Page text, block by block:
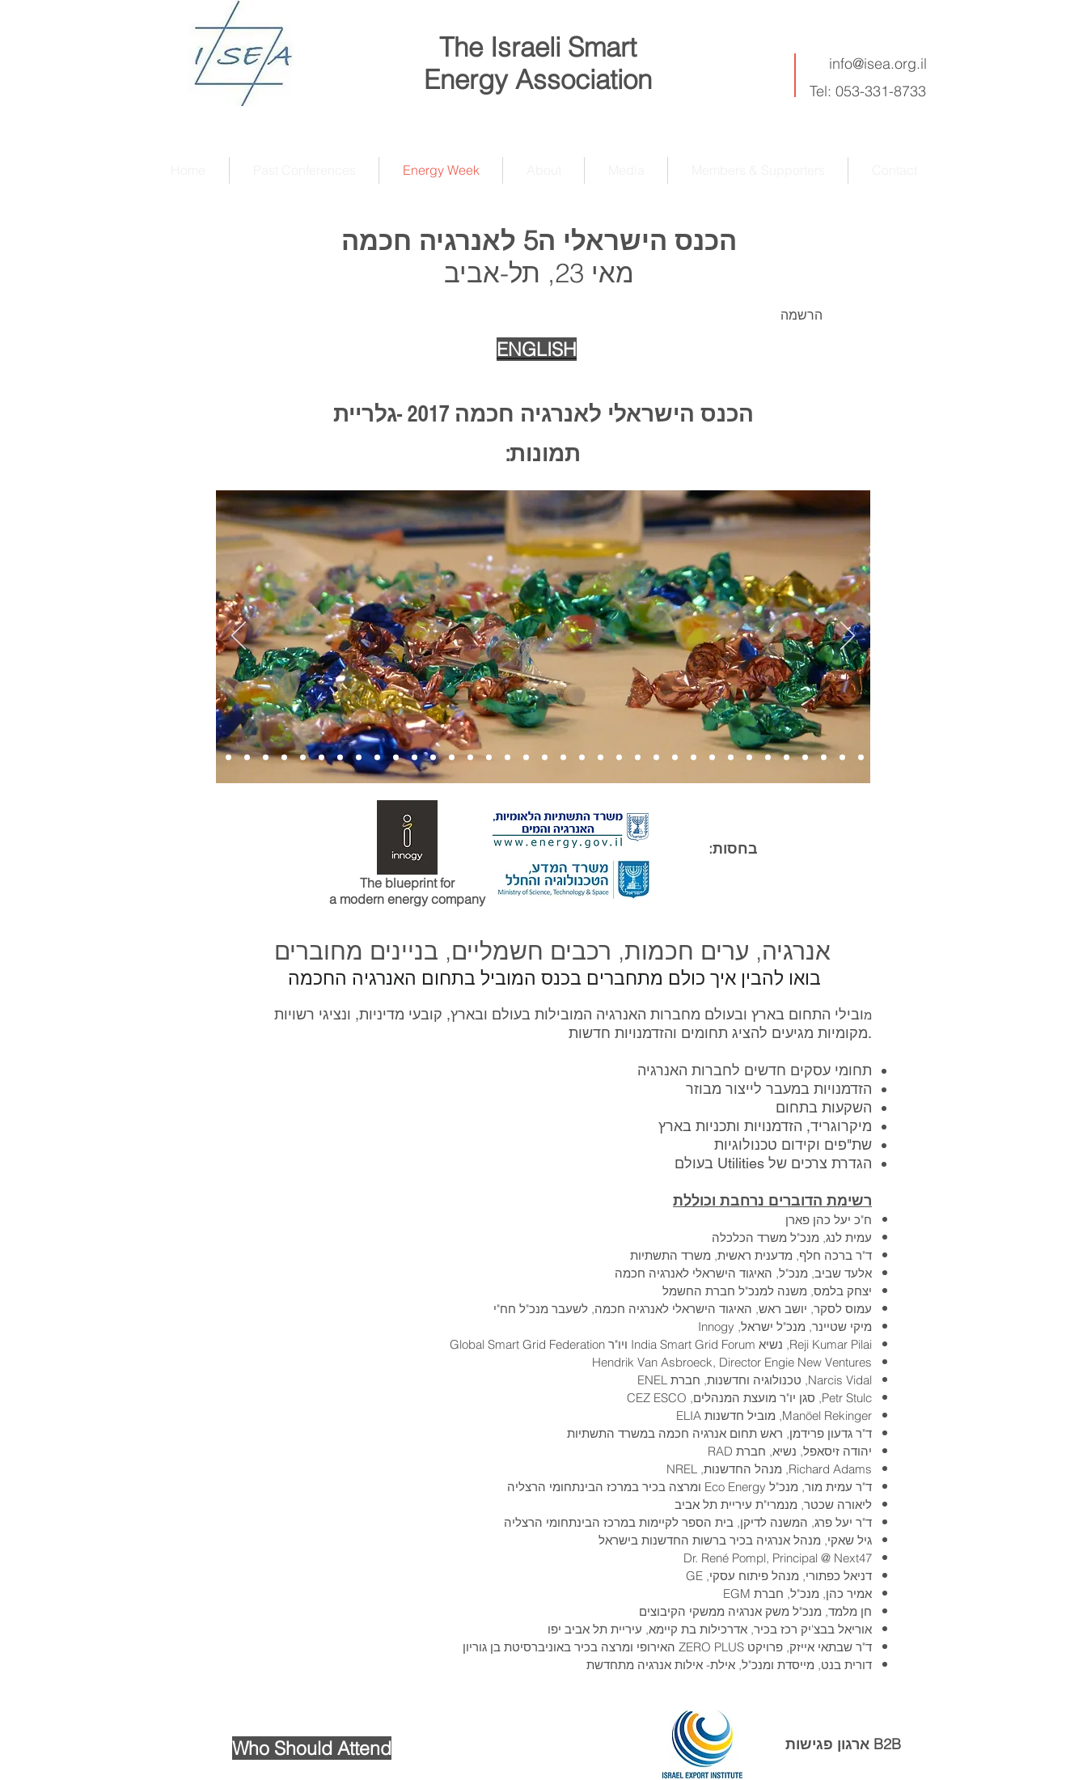
The Israeli Smart
Energy Association
info@isea.org.il
Tel: 053-331-8733
Energy Week
הכנס הישראלי ה5 לאנרגיה חכמה
מאי 23, תל-אביב
הרשמה
ENGLISH
הכנס הישראלי לאנרגיה חכמה 2017 -גלריית
תמונות:
The blueprint for
a modern energy company
בחסות:
אנרגיה, ערים חכמות, רכבים חשמליים, בניינים מחוברים
בואו להבין איך כולם מתחברים בכנס המוביל בתחום האנרגיה החכמה
מובילי התחום בארץ ובעולם מחברות האנרגיה המובילות בעולם ובארץ, קובעי מדיניות, ונציגי רשויות
מקומיות מגיעים להציג תחומים והזדמנויות חדשות.
תחומי עסקים חדשים לחברות האנרגיה
הזדמנויות במעבר לייצור מבוזר
השקעות בתחום
מיקרוגריד, הזדמנויות ותכניות בארץ
שת"פים וקידום טכנולוגיות
הגדרת צרכים של Utilities בעולם
רשימת הדוברים נרחבת וכוללת
ח"כ יעל כהן פארן
עמית לנג, מנכ"ל משרד הכלכלה
ד"ר ברכה חלף, מדענית ראשית, משרד התשתיות
אלעד שביב, מנכ"ל, האיגוד הישראלי לאנרגיה חכמה
יצחק בלמס, משנה למנכ"ל חברת החשמל
עמוס לסקר, יושב ראש, האיגוד הישראלי לאנרגיה חכמה, לשעבר מנכ"ל חח"י
מיקי שטיינר, מנכ"ל ישראל, Innogy
Reji Kumar Pilai, נשיא India Smart Grid Forum ויו"ר Global Smart Grid Federation
Hendrik Van Asbroeck, Director Engie New Ventures
Narcis Vidal, טכנולוגיה וחדשנות, חברת ENEL
Petr Stulc, סגן יו"ר מועצת המנהלים, CEZ ESCO
Manöel Rekinger, מוביל חדשנות ELIA
ד"ר גדעון פרידמן, ראש תחום אנרגיה חכמה במשרד התשתיות
יהודה זיסאפל, נשיא, חברת RAD
Richard Adams, מנהל החדשנות, NREL
ד"ר עמית מור, מנכ"ל Eco Energy ומרצה בכיר במרכז הבינתחומי הרצליה
ליאורה שכטר, מנמרי"ת עיריית תל אביב
ד"ר יעל פרג, המשנה לדיקן, בית הספר לקיימות במרכז הבינתחומי הרצליה
גיל שאקי, מנהל אנרגיה בכיר ברשות החדשנות בישראל
Dr. René Pompl, Principal @ Next47
דניאל כפתורי, מנהל פיתוח עסקי, GE
אמיר כהן, מנכ"ל, חברת EGM
חן מלמד, מנכ"ל משק אנרגיה ממשקי הקיבוצים
אוריאל בבצ'יק רכז בכיר, אדרכילות בת קיימא, עיריית תל אביב יפו
ד"ר שבתאי אייזק, פרויקט ZERO PLUS האירופי ומרצה בכיר באוניברסיטת בן גוריון
דורית בנט, מייסדת ומנכ"ל, אילת- אילות אנרגיה מתחדשת
Who Should Attend ארגון פגישות B2B